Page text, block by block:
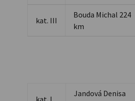
kat. III
Bouda Michal 224
km
kat. I
Jandová Denisa